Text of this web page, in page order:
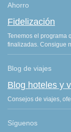
Ahorro
Fidelización
Tenemos el programa
finalizadas. Consigue
Blog de viajes
Blog hoteles y
Consejos de viajes,
Síguenos